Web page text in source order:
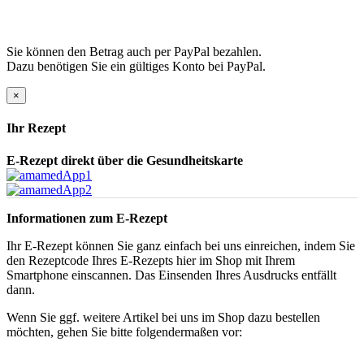
Sie können den Betrag auch per PayPal bezahlen.
Dazu benötigen Sie ein gültiges Konto bei PayPal.
×
Ihr Rezept
E-Rezept direkt über die Gesundheitskarte
Informationen zum E-Rezept
Ihr E-Rezept können Sie ganz einfach bei uns einreichen, indem Sie
den Rezeptcode Ihres E-Rezepts hier im Shop mit Ihrem
Smartphone einscannen. Das Einsenden Ihres Ausdrucks entfällt
dann.
Wenn Sie ggf. weitere Artikel bei uns im Shop dazu bestellen
möchten, gehen Sie bitte folgendermaßen vor: